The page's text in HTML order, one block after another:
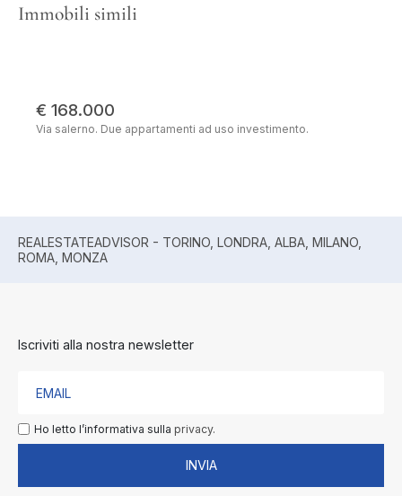
Immobili simili
€ 168.000
Via salerno. Due appartamenti ad uso investimento.
REALESTATEADVISOR - TORINO, LONDRA, ALBA, MILANO,
ROMA, MONZA
Iscriviti alla nostra newsletter
Ho letto l’informativa sulla privacy.
INVIA